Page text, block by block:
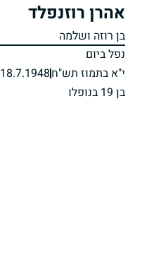
אהרן רוזנפלד
בן רוזה ושלמה
נפל ביום
י"א בתמוז תש"ח18.7.1948
בן 19 בנופלו